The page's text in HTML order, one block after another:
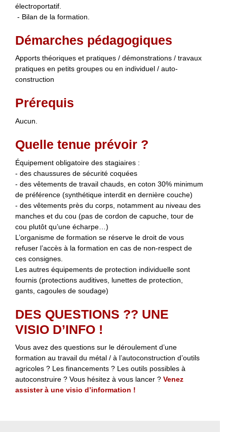
électroportatif.
- Bilan de la formation.
Démarches pédagogiques
Apports théoriques et pratiques / démonstrations / travaux
pratiques en petits groupes ou en individuel / auto-
construction
Prérequis
Aucun.
Quelle tenue prévoir ?
Équipement obligatoire des stagiaires :
- des chaussures de sécurité coquées
- des vêtements de travail chauds, en coton 30% minimum
de préférence (synthétique interdit en dernière couche)
- des vêtements près du corps, notamment au niveau des
manches et du cou (pas de cordon de capuche, tour de
cou plutôt qu’une écharpe…)
L’organisme de formation se réserve le droit de vous
refuser l’accès à la formation en cas de non-respect de
ces consignes.
Les autres équipements de protection individuelle sont
fournis (protections auditives, lunettes de protection,
gants, cagoules de soudage)
DES QUESTIONS ?? UNE
VISIO D’INFO !
Vous avez des questions sur le déroulement d’une
formation au travail du métal / à l’autoconstruction d’outils
agricoles ? Les financements ? Les outils possibles à
autoconstruire ? Vous hésitez à vous lancer ? Venez
assister à une visio d’information !